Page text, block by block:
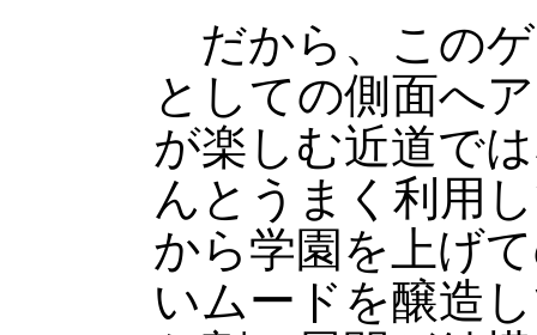
だから、この
としての側面へ
が楽しむ近道で
んとうまく利用
から学園を上げ
いムードを醸造